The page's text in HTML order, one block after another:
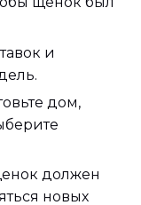
и
дом,
должен
новых